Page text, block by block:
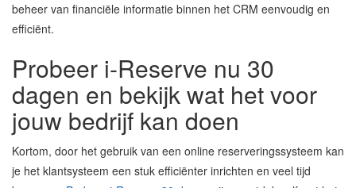
beheer van financiële informatie binnen het CRM eenvoudig en
efficiënt.
Probeer i-Reserve nu 30
dagen en bekijk wat het voor
jouw bedrijf kan doen
Kortom, door het gebruik van een online reserveringssysteem kan
je het klantsysteem een stuk efficiënter inrichten en veel tijd